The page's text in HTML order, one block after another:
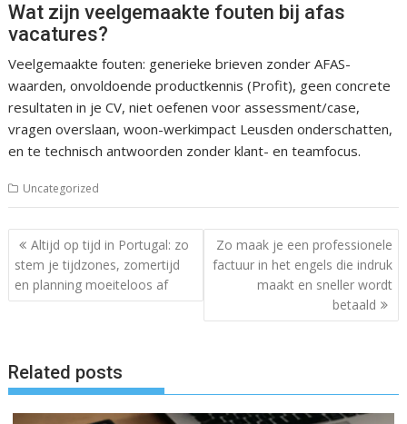
Wat zijn veelgemaakte fouten bij afas
vacatures?
Veelgemaakte fouten: generieke brieven zonder AFAS-
waarden, onvoldoende productkennis (Profit), geen concrete
resultaten in je CV, niet oefenen voor assessment/case,
vragen overslaan, woon-werkimpact Leusden onderschatten,
en te technisch antwoorden zonder klant- en teamfocus.
Uncategorized
Post
navigation
Altijd op tijd in Portugal: zo
stem je tijdzones, zomertijd
en planning moeiteloos af
Zo maak je een professionele
factuur in het engels die indruk
maakt en sneller wordt
betaald
Related posts